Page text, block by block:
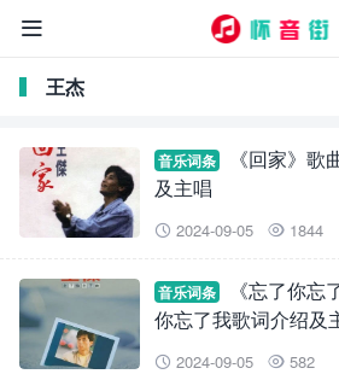

王杰
音乐词条
《回家》
及主唱
 2024-09-05  1844
音乐词条
《忘了你忘
你忘了我歌词介绍及
 2024-09-05  582